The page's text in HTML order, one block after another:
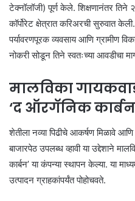
टेक्नॉलॉजी) पूर्ण केले. शिक्षणानंतर
कॉर्पोरेट क्षेत्रात करिअरची सुरुवात
पर्यावरणपूरक व्यवसाय आणि ग्रामीण
नोकरी सोडून तिने स्वतःच्या आवडीचा
मालविका
‘द ऑरगॅनिक
शेतीला नव्या पिढीचे आकर्षण मिळावे आणि
बाजारपेठ उपलब्ध व्हावी या उद्देशाने
कार्बन’ या कंपन्या स्थापन केल्या. या
उत्पादन ग्राहकांपर्यंत पोहोचवते.